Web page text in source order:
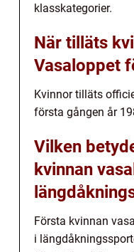
klasskategorier.
När tilläts
Vasaloppet
Kvinnor tilläts
första gången år
Vilken
kvinnan
Första kvinnan
i